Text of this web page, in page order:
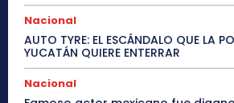
Nacional
AUTO TYRE: EL ESCÁNDALO QUE LA
YUCATÁN QUIERE ENTERRAR
Nacional